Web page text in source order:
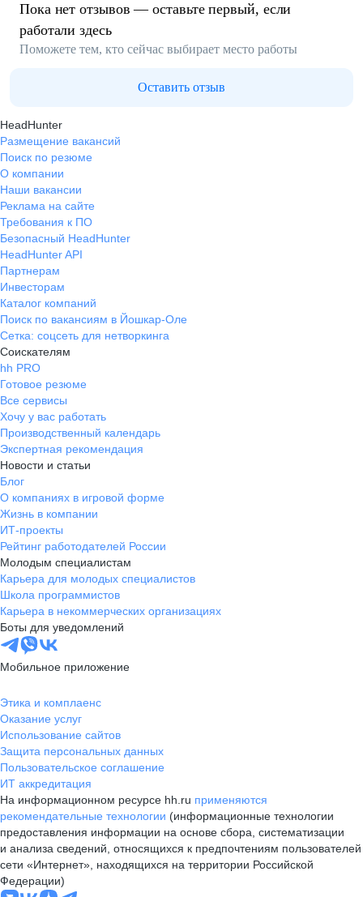
Пока нет отзывов — оставьте первый, если
работали здесь
Поможете тем, кто сейчас выбирает место работы
Оставить отзыв
HeadHunter
Размещение вакансий
Поиск по резюме
О компании
Наши вакансии
Реклама на сайте
Требования к ПО
Безопасный HeadHunter
HeadHunter API
Партнерам
Инвесторам
Каталог компаний
Поиск по вакансиям в Йошкар-Оле
Сетка: соцсеть для нетворкинга
Соискателям
hh PRO
Готовое резюме
Все сервисы
Хочу у вас работать
Производственный календарь
Экспертная рекомендация
Новости и статьи
Блог
О компаниях в игровой форме
Жизнь в компании
ИТ-проекты
Рейтинг работодателей России
Молодым специалистам
Карьера для молодых специалистов
Школа программистов
Карьера в некоммерческих организациях
Боты для уведомлений
Мобильное приложение
Этика и комплаенс
Оказание услуг
Использование сайтов
Защита персональных данных
Пользовательское соглашение
ИТ аккредитация
На информационном ресурсе hh.ru применяются
рекомендательные технологии (информационные технологии
предоставления информации на основе сбора, систематизации
и анализа сведений, относящихся к предпочтениям пользователей
сети «Интернет», находящихся на территории Российской
Федерации)